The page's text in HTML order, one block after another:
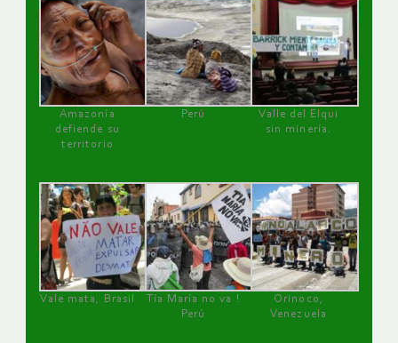
Amazonía
defiende su
territorio
Perú
Valle del Elqui
sin minería.
Vale mata, Brasil
Tía María no va !
Perú
Orinoco,
Venezuela